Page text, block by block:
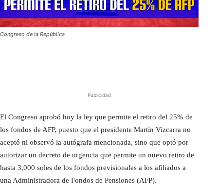
Congreso de la República
Publicidad
El Congreso aprobó hoy la ley que permite el retiro del 25% de
los fondos de AFP, puesto que el presidente Martín Vizcarra no
aceptó ni observó la autógrafa mencionada, sino que optó por
autorizar un decreto de urgencia que permite un nuevo retiro de
hasta 3,000 soles de los fondos previsionales a los afiliados a
una Administradora de Fondos de Pensiones (AFP).